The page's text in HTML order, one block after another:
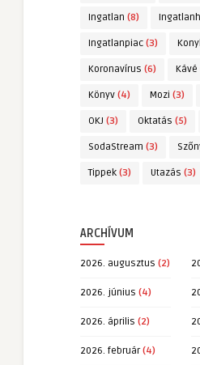
Ingatlan (8)
Ingatlanpiac (3)
Koronavírus (6) Kávé
Könyv (4) Mozi (3)
OKJ (3) Oktatás (5)
SodaStream (3)
Tippek (3) Utazás (3)
ARCHÍVUM
2026. augusztus (2)
2026. június (4)
2026. április (2)
2026. február(4)